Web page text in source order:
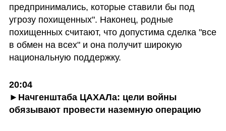
предпринимались, которые ставили бы под
угрозу похищенных". Наконец, родные
похищенных считают, что допустима сделка "все
в обмен на всех" и она получит широкую
национальную поддержку.
20:04
►Начгенштаба ЦАХАЛа: цели войны
обязывают провести наземную операцию